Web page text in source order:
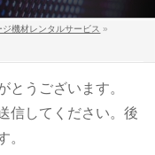
機材レンタルサービス »
とうございます。
信してください。後
。